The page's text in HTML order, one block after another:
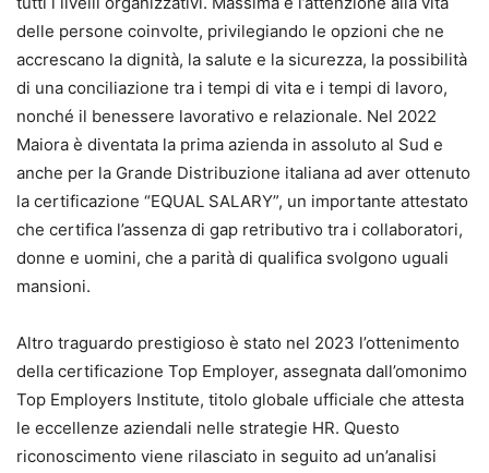
delle persone coinvolte, privilegiando le opzioni che ne
accrescano la dignità, la salute e la sicurezza, la possibilità
di una conciliazione tra i tempi di vita e i tempi di lavoro,
nonché il benessere lavorativo e relazionale. Nel 2022
Maiora è diventata la prima azienda in assoluto al Sud e
anche per la Grande Distribuzione italiana ad aver ottenuto
la certificazione “EQUAL SALARY”, un importante attestato
che certifica l’assenza di gap retributivo tra i collaboratori,
donne e uomini, che a parità di qualifica svolgono uguali
mansioni.
Altro traguardo prestigioso è stato nel 2023 l’ottenimento
della certificazione Top Employer, assegnata dall’omonimo
Top Employers Institute, titolo globale ufficiale che attesta
le eccellenze aziendali nelle strategie HR. Questo
riconoscimento viene rilasciato in seguito ad un’analisi